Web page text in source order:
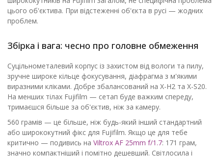
цього об'єктива. При відстеженні об'єкта в русі — жодних
проблем.
Збірка і вага: чесно про головне обмеження
Суцільнометалевий корпус із захистом від вологи та пилу,
зручне широке кільце фокусування, діафрагма з м'якими
виразними кліками. Добре збалансований на X-H2 та X-S20.
На менших тілах Fujifilm — сетап буде важким спереду,
тримаєшся більше за об'єктив, ніж за камеру.
560 грамів — це більше, ніж будь-який інший стандартний
або ширококутний фікс для Fujifilm. Якщо це для тебе
критично — подивись на Viltrox AF 25mm f/1.7: 171 грам,
значно компактніший і помітно дешевший. Світлосила і